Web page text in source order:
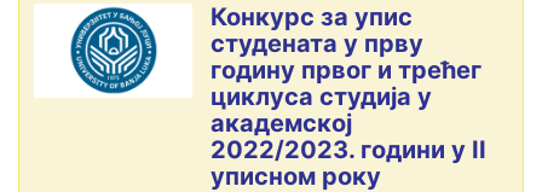
Конкурс за упис
студената у прву
годину првог и трећег
циклуса студија у
академској
2022/2023. години у II
уписном року